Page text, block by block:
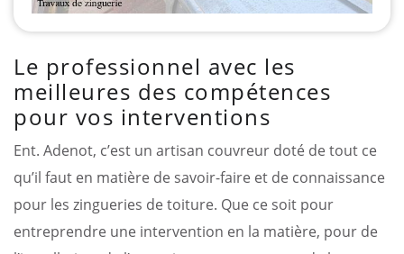
Le professionnel avec les
meilleures des compétences
pour vos interventions
Ent. Adenot, c’est un artisan couvreur doté de tout ce
qu’il faut en matière de savoir-faire et de connaissance
pour les zingueries de toiture. Que ce soit pour
entreprendre une intervention en la matière, pour de